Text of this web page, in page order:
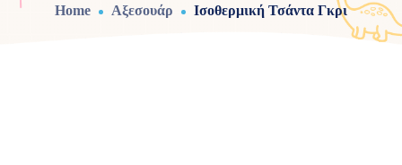
Home Αξεσουάρ Ισοθερμική Τσάντα Γκρι